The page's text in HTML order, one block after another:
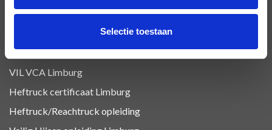
Selectie toestaan
VCA Basis opleiding Limburg
VCA Vol opleiding Limburg
VIL VCA Limburg
Heftruck certificaat Limburg
Heftruck/Reachtruck opleiding